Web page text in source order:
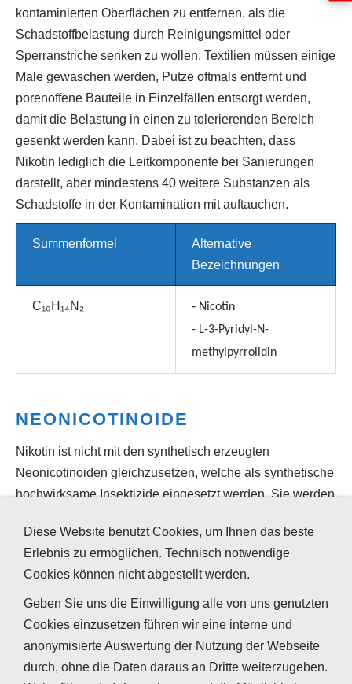
kontaminierten Oberflächen zu entfernen, als die
Schadstoffbelastung durch Reinigungsmittel oder
Sperranstriche senken zu wollen. Textilien müssen einige
Male gewaschen werden, Putze oftmals entfernt und
porenoffene Bauteile in Einzelfällen entsorgt werden,
damit die Belastung in einen zu tolerierenden Bereich
gesenkt werden kann. Dabei ist zu beachten, dass
Nikotin lediglich die Leitkomponente bei Sanierungen
darstellt, aber mindestens 40 weitere Substanzen als
Schadstoffe in der Kontamination mit auftauchen.
Summenformel
Alternative
Bezeichnungen
C₁₀H₁₄N₂ - Nicotin
- L-3-Pyridyl-N-
methylpyrrolidin
NEONICOTINOIDE
Nikotin ist nicht mit den synthetisch erzeugten
Neonicotinoiden gleichzusetzen, welche als synthetische
hochwirksame Insektizide eingesetzt werden. Sie werden
über die Bewässerung verabreicht werden. Abgebaut
werden sie in der Pflanze nur langsam, sollen aber für
Warmblüter weitaus ungefährlicher sein, als für Insekten.
Diese Website benutzt Cookies, um Ihnen das beste
Erlebnis zu ermöglichen. Technisch notwendige
Cookies können nicht abgestellt werden.
Geben Sie uns die Einwilligung alle von uns genutzten
Cookies einzusetzen führen wir eine interne und
anonymisierte Auswertung der Nutzung der Webseite
durch, ohne die Daten daraus an Dritte weiterzugeben.